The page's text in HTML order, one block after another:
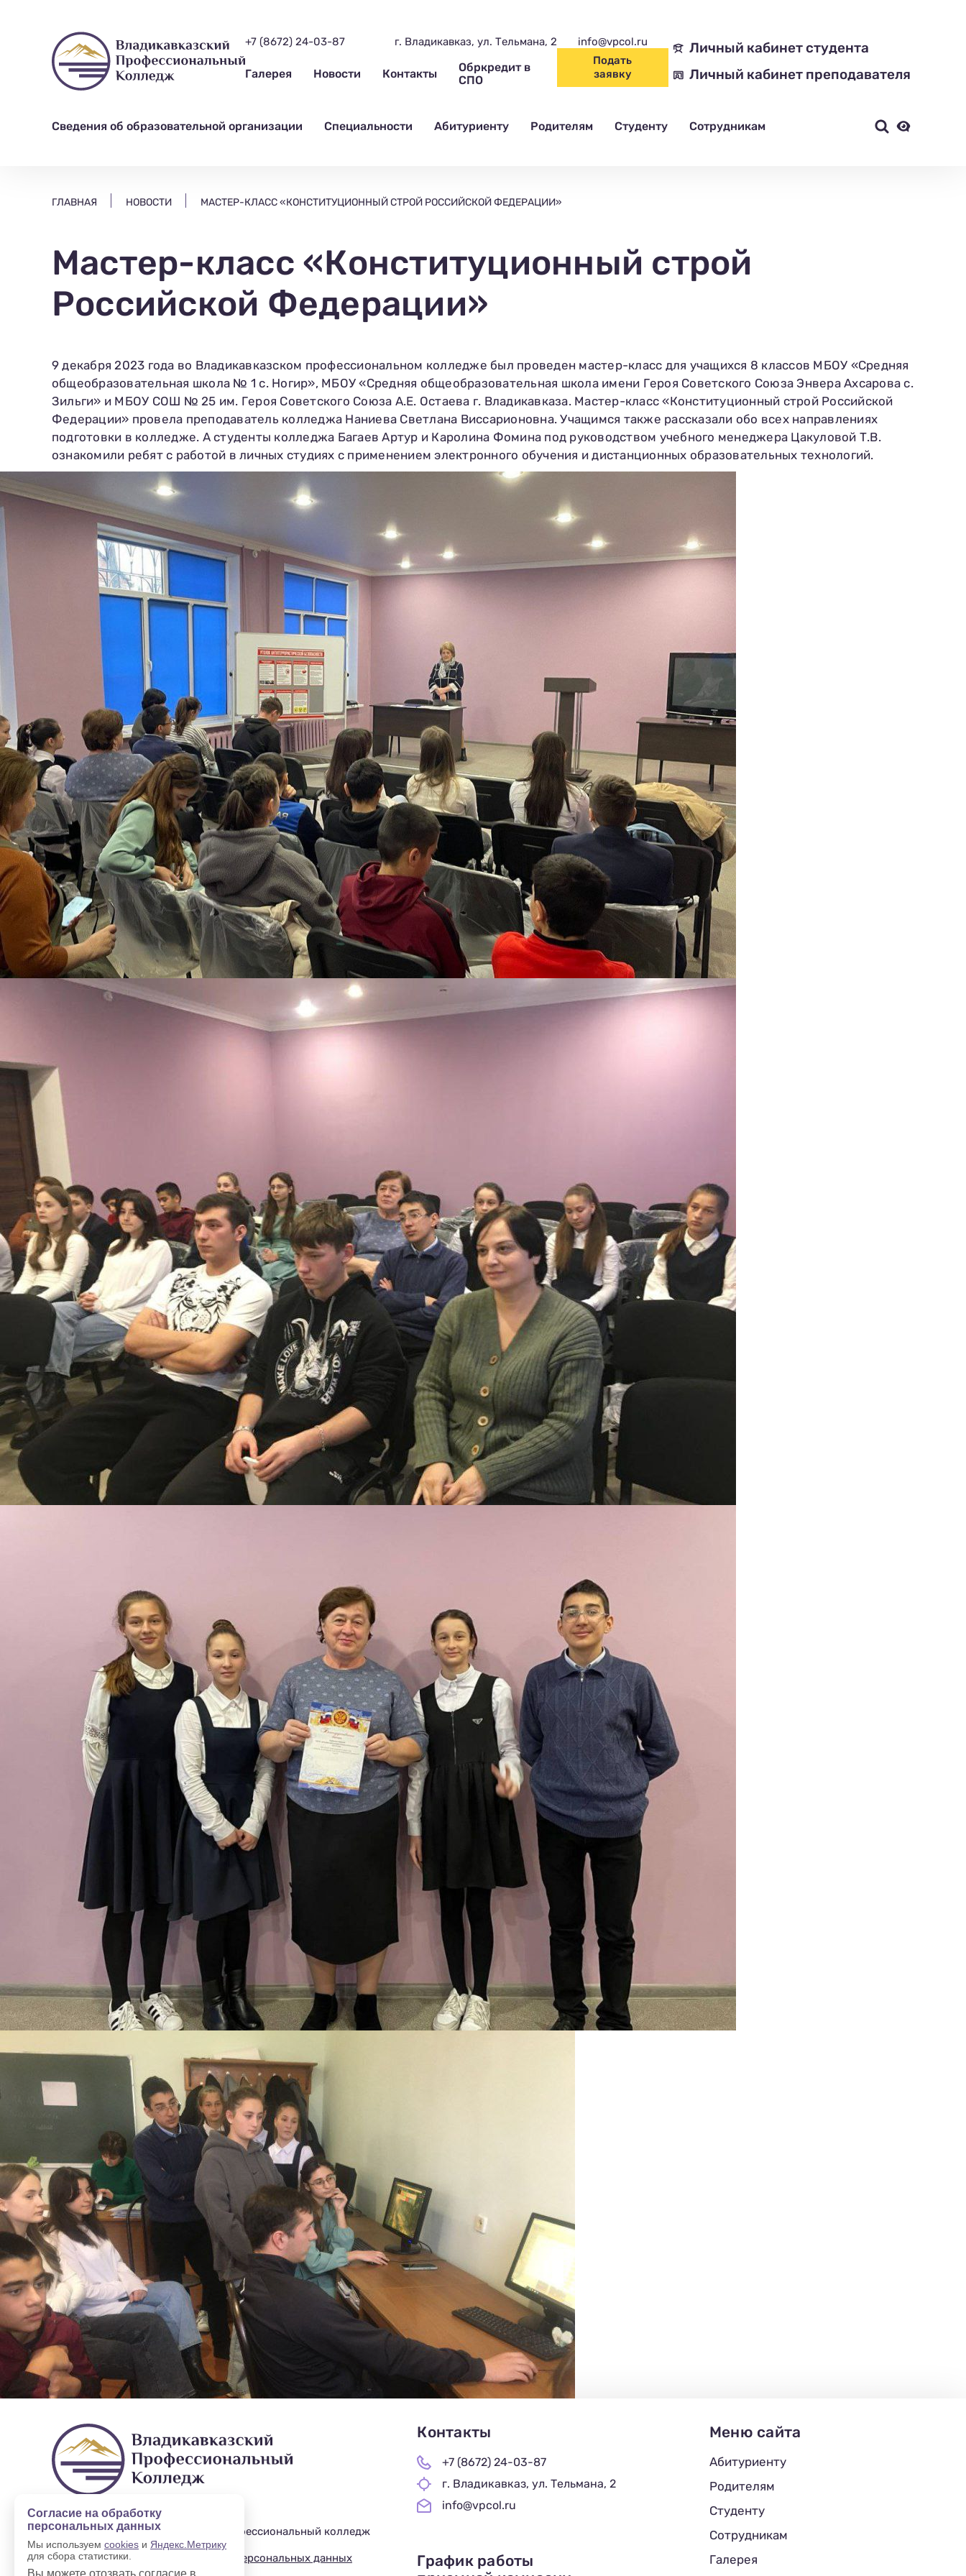
+7 (8672) 24-03-87 г. Владикавказ, ул. Тельмана, 2
Галерея Новости Контакты
Обркредит в
СПО
info@vpcol.ru
Подать
заявку
Личный кабинет студента
Личный кабинет преподавателя
Сведения об образовательной организации Специальности Абитуриенту Родителям Студенту Сотрудникам
ГЛАВНАЯ НОВОСТИ МАСТЕР-КЛАСС «КОНСТИТУЦИОННЫЙ СТРОЙ РОССИЙСКОЙ ФЕДЕРАЦИИ»
Мастер-класс «Конституционный строй
Российской Федерации»
9 декабря 2023 года во Владикавказском профессиональном колледже был проведен мастер-класс для учащихся 8 классов МБОУ «Средняя
общеобразовательная школа № 1 с. Ногир», МБОУ «Средняя общеобразовательная школа имени Героя Советского Союза Энвера Ахсарова с.
Зильги» и МБОУ СОШ № 25 им. Героя Советского Союза А.Е. Остаева г. Владикавказа. Мастер-класс «Конституционный строй Российской
Федерации» провела преподаватель колледжа Наниева Светлана Виссарионовна. Учащимся также рассказали обо всех направлениях
подготовки в колледже. А студенты колледжа Багаев Артур и Каролина Фомина под руководством учебного менеджера Цакуловой Т.В.
ознакомили ребят с работой в личных студиях с применением электронного обучения и дистанционных образовательных технологий.
Имя
Телефон
Отправить заявку
Федеральным законом от 27.07.2006 № 152-ФЗ «О
персональных данных», на условиях и для целей,
политике в отношении обработки
персональных данных.
Заполни данные о себе и отправь
В течение 15-20 минут с вами
свяжется специалист приемной
комиссии, ответит на все вопросы и
поможет подобрать интересующую
программу обучения.
Подготовь документы для
поступления: паспорт, аттестат,
СНИЛС — подать документы можно
онлайн или очно.
2019—2025 © Владикавказский профессиональный колледж
Политика в отношении обработки персональных данных
Контакты
+7 (8672) 24-03-87
г. Владикавказ, ул. Тельмана, 2
info@vpcol.ru
График работы
Меню сайта
Абитуриенту
Родителям
Студенту
Сотрудникам
Галерея
Согласие на обработку
персональных данных
Мы используем cookies и Яндекс.Метрику
для сбора статистики.
Вы можете отозвать согласие в